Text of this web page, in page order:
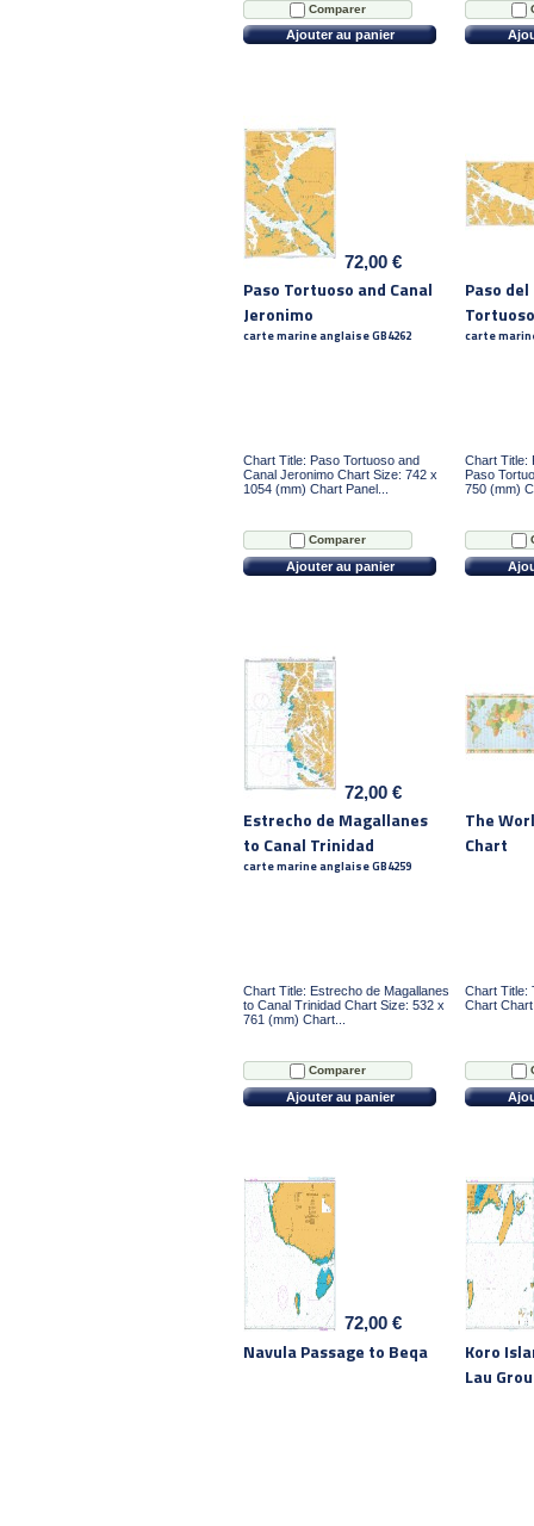
Comparer
Ajouter au panier
72,00 €
Paso Tortuoso and Canal
Jeronimo
carte marine anglaise GB4262
Chart Title: Paso Tortuoso and
Canal Jeronimo Chart Size: 742 x
1054 (mm) Chart Panel...
Comparer
Ajouter au panier
Paso
Tortuoso
carte
Chart Title:
Paso
750 (mm)
72,00 €
Estrecho de Magallanes
to Canal Trinidad
carte marine anglaise GB4259
Chart Title: Estrecho de Magallanes
to Canal Trinidad Chart Size: 532 x
761 (mm) Chart...
Comparer
Ajouter au panier
The
Chart
Chart Title:
Chart
72,00 €
Navula Passage to Beqa
Koro
Lau